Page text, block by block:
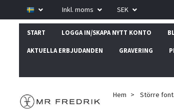
Inkl. moms SEK
START LOGGA IN/SKAPA NYTT KONTO
AKTUELLA ERBJUDANDEN GRAVERING
Hem Större